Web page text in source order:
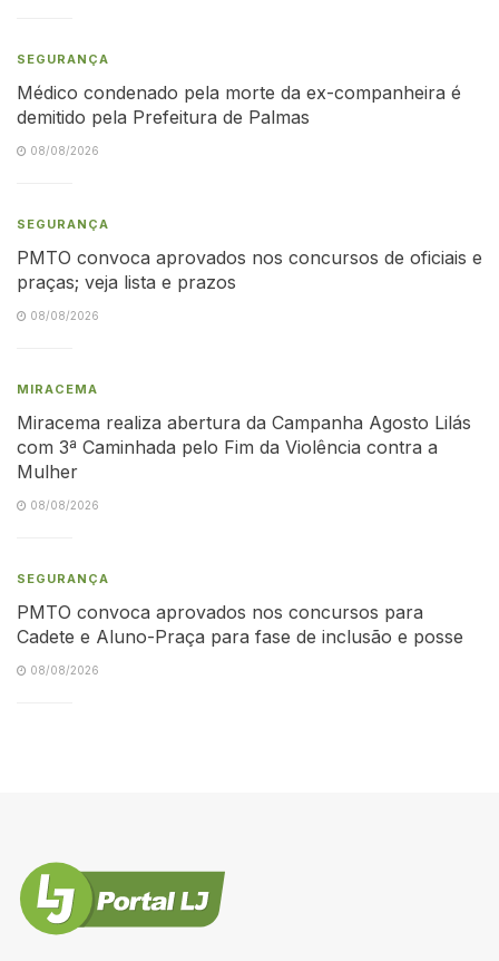
SEGURANÇA
Médico condenado pela morte da ex-companheira é
demitido pela Prefeitura de Palmas
08/08/2026
SEGURANÇA
PMTO convoca aprovados nos concursos de oficiais e
praças; veja lista e prazos
08/08/2026
MIRACEMA
Miracema realiza abertura da Campanha Agosto Lilás
com 3ª Caminhada pelo Fim da Violência contra a
Mulher
08/08/2026
SEGURANÇA
PMTO convoca aprovados nos concursos para
Cadete e Aluno-Praça para fase de inclusão e posse
08/08/2026